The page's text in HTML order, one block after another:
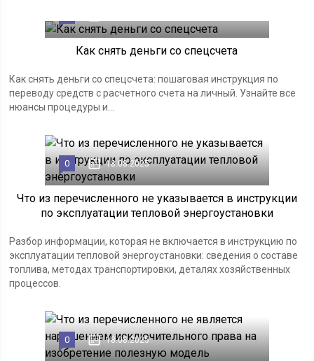
Как снять деньги со спецсчета
Как снять деньги со спецсчета: пошаговая инструкция по
переводу средств с расчетного счета на личный. Узнайте все
нюансы процедуры и...
0 18.08.2025
Что из перечисленного не указывается в инструкции
по эксплуатации тепловой энергоустановки
Разбор информации, которая не включается в инструкцию по
эксплуатации тепловой энергоустановки: сведения о составе
топлива, методах транспортировки, деталях хозяйственных
процессов.
0 18.08.2025